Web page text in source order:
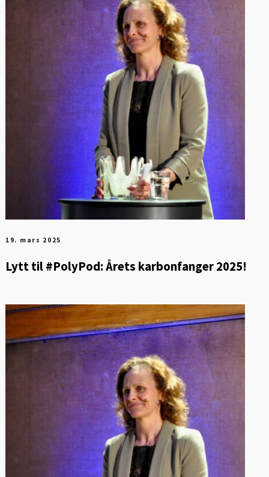
19. mars 2025
Lytt til #PolyPod: Årets karbonfanger 2025!